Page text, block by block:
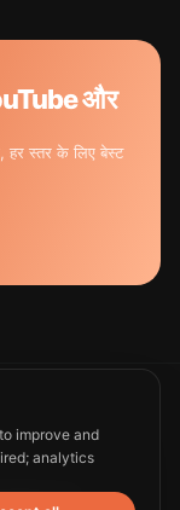
और
स्तर के लिए बेस्ट
us
improve and
analytics